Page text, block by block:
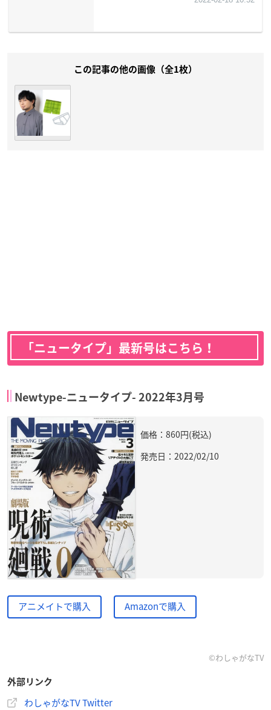
この記事の他の画像（全1枚）
「ニュータイプ」最新号はこちら！
Newtype-ニュータイプ- 2022年3月号
価格：860円(税込)
発売日：2022/02/10
アニメイトで購入 Amazonで購入
©わしゃがなTV
外部リンク
わしゃがなTV Twitter